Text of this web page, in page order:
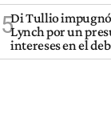
5Di Tullio impugnó
Lynch por un
intereses en el